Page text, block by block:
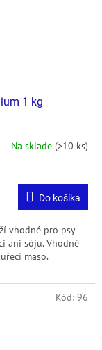
1 kg
Na sklade (>10 ks)
Do košíka
vhodné pro psy
ani sóju. Vhodné
maso.
Kód: 96